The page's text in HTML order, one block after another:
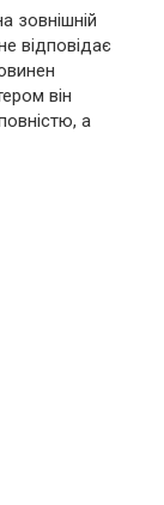
зовнішній
відповідає
він
а